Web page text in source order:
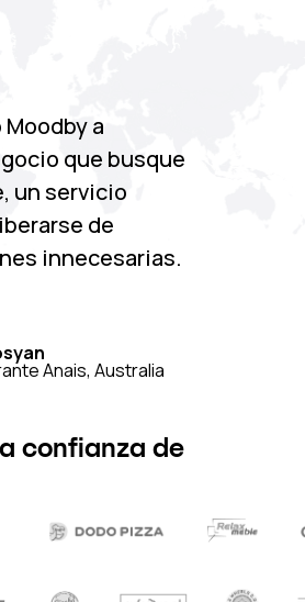
a
que busque
un servicio
de
innecesarias.
Anais, Australia
confianza de